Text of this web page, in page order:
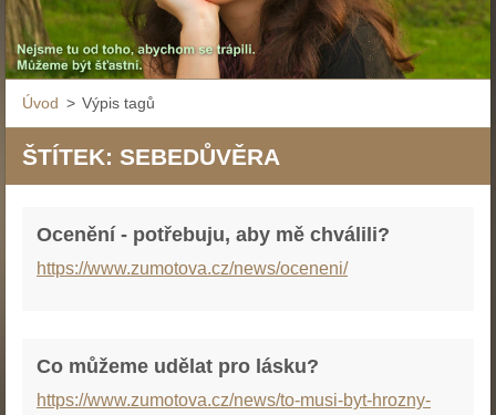
Úvod > Výpis tagů
ŠTÍTEK: SEBEDŮVĚRA
Ocenění - potřebuju, aby mě chválili?
https://www.zumotova.cz/news/oceneni/
Co můžeme udělat pro lásku?
https://www.zumotova.cz/news/to-musi-byt-hrozny-